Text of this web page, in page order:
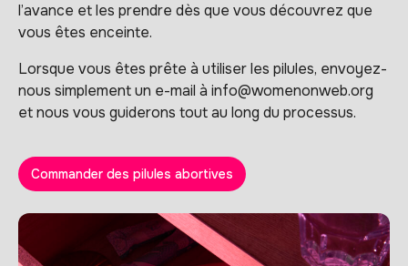
l’avance et les prendre dès que vous découvrez que
vous êtes enceinte.
Lorsque vous êtes prête à utiliser les pilules, envoyez-
nous simplement un e-mail à info@womenonweb.org
et nous vous guiderons tout au long du processus.
Commander des pilules abortives